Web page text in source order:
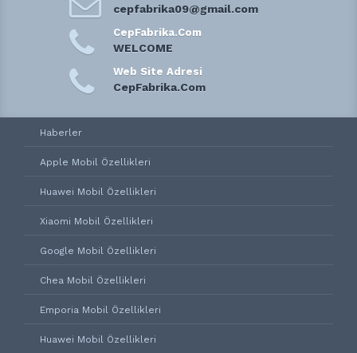
cepfabrika09@gmail.com
CepFabrika.Com
WELCOME
Web Site Adresi
CepFabrika.Com
Haberler
Apple Mobil Özellikleri
Huawei Mobil Özellikleri
Xiaomi Mobil Özellikleri
Google Mobil Özellikleri
Chea Mobil Özellikleri
Emporia Mobil Özellikleri
Huawei Mobil Özellikleri